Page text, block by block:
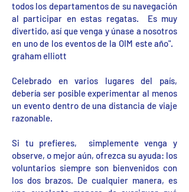
todos los departamentos de su navegación
al participar en estas regatas. Es muy
divertido, así que venga y únase a nosotros
en uno de los eventos de la OIM este año".
graham elliott
Celebrado en varios lugares del país,
debería ser posible experimentar al menos
un evento dentro de una distancia de viaje
razonable.
Si tu prefieres, simplemente venga y
observe, o mejor aún, ofrezca su ayuda: los
voluntarios siempre son bienvenidos con
los dos brazos. De cualquier manera, es